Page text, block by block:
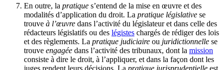
En outre, la pratique s’entend de la mise en œuvre et des
modalités d’application du droit. La pratique législative se
trouve à l’œuvre dans l’activité du législateur et dans celle des
rédacteurs législatifs ou des légistes chargés de rédiger des lois
et des règlements. La pratique judiciaire ou juridictionnelle se
trouve engagée dans l’activité des tribunaux, dont la mission
consiste à dire le droit, à l’appliquer, et dans la façon dont les
juges rendent leurs décisions. La pratique jurisprudentielle est